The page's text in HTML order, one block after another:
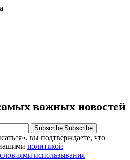
важных новостей
Subscribe Subscribe
вы подтверждаете, что
политикой
использывания